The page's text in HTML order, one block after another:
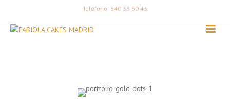
Teléfono: 640 33 60 43